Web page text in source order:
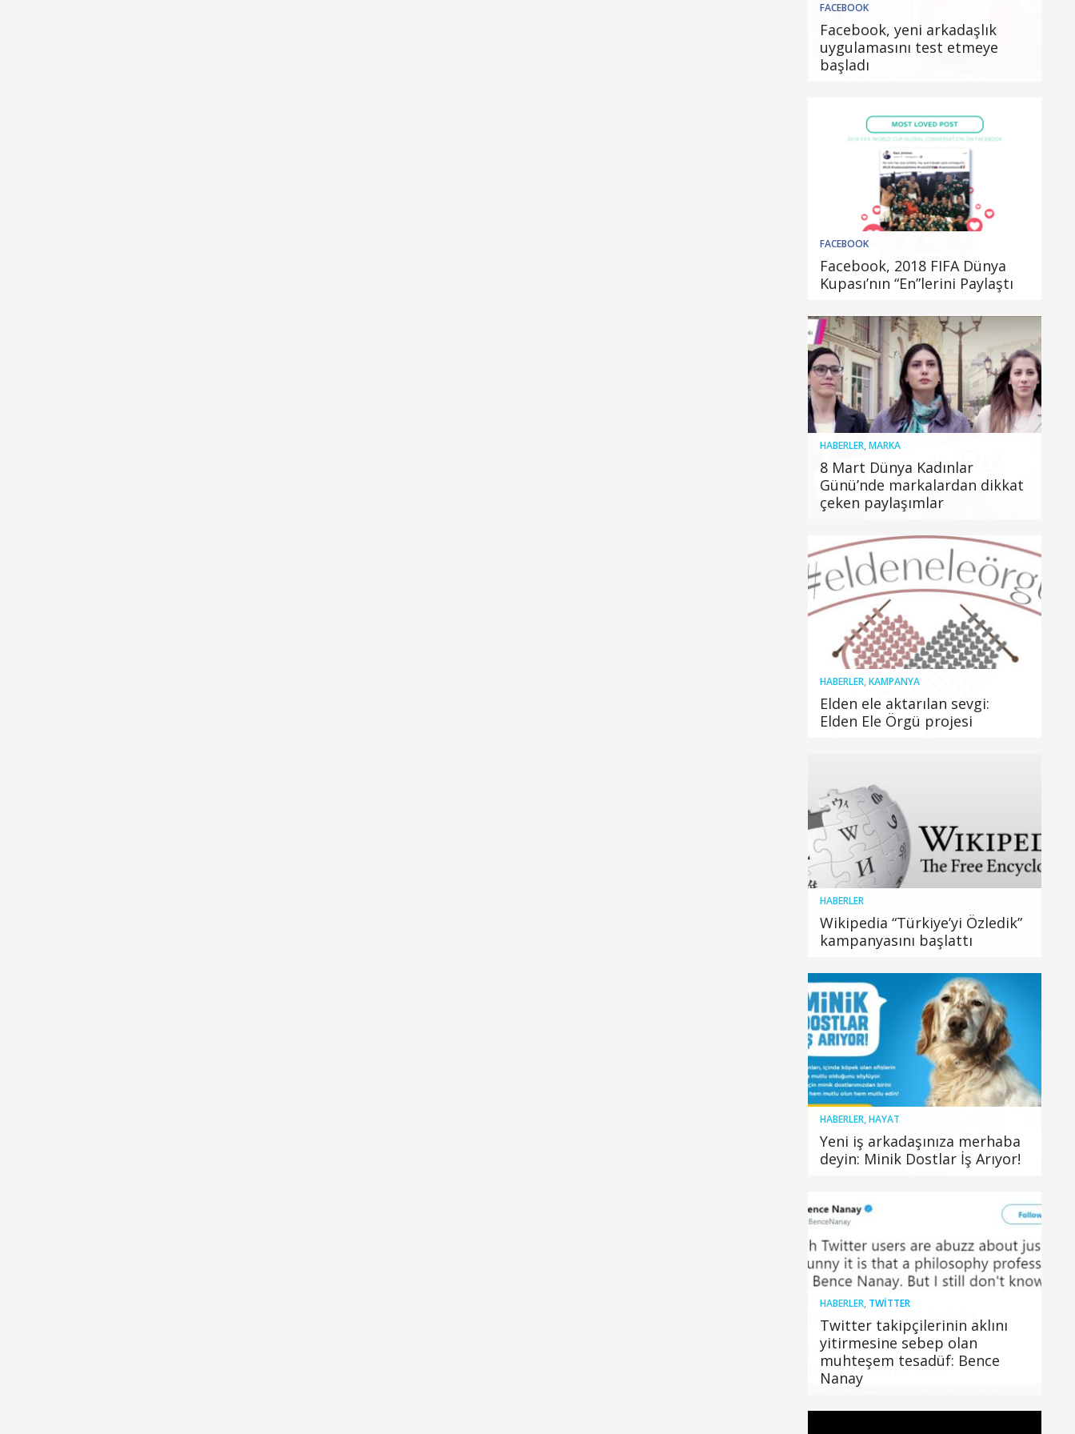
FACEBOOK
Facebook, yeni arkadaşlık
uygulamasını test etmeye
başladı
FACEBOOK
Facebook, 2018 FIFA Dünya
Kupası’nın “En”lerini Paylaştı
HABERLER,MARKA
8 Mart Dünya Kadınlar
Günü’nde markalardan dikkat
çeken paylaşımlar
HABERLER,KAMPANYA
Elden ele aktarılan sevgi:
Elden Ele Örgü projesi
HABERLER
Wikipedia “Türkiye’yi Özledik”
kampanyasını başlattı
HABERLER,HAYAT
Yeni iş arkadaşınıza merhaba
deyin: Minik Dostlar İş Arıyor!
HABERLER, TWITTER
Twitter takipçilerinin aklını
yitirmesine sebep olan
muhteşem tesadüf: Bence
Nanay